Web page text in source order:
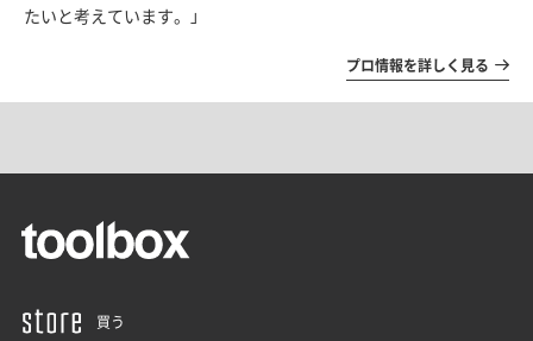
たいと考えています。」
プロ情報を詳しく見る
買う